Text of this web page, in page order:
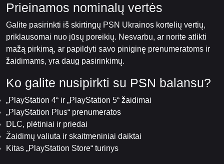
Prieinamos nominalų vertės
Galite pasirinkti iš skirtingų PSN Ukrainos kortelių vertių,
priklausomai nuo jūsų poreikių. Nesvarbu, ar norite atlikti
mažą pirkimą, ar papildyti savo piniginę prenumeratoms ir
žaidimams, yra daug pasirinkimų.
Ko galite nusipirkti su PSN balansu?
„PlayStation 4“ ir „PlayStation 5“ žaidimai
„PlayStation Plus“ prenumeratos
DLC, plėtiniai ir priedai
Žaidimų valiuta ir skaitmeniniai daiktai
Kitas „PlayStation Store“ turinys